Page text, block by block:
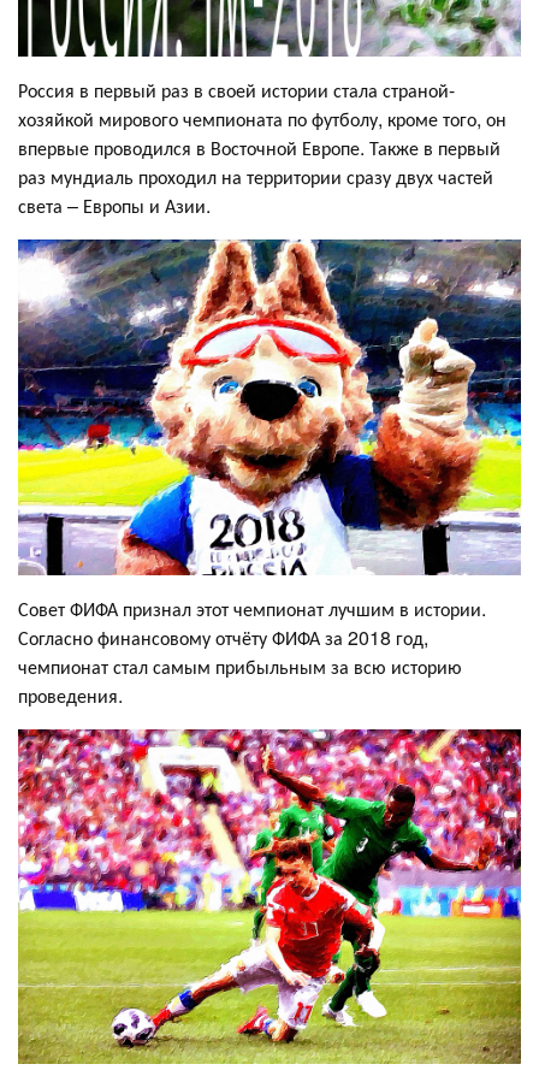
Россия в первый раз в своей истории стала страной-
хозяйкой мирового чемпионата по футболу, кроме того, он
впервые проводился в Восточной Европе. Также в первый
раз мундиаль проходил на территории сразу двух частей
света – Европы и Азии.
Совет ФИФА признал этот чемпионат лучшим в истории.
Согласно финансовому отчёту ФИФА за 2018 год,
чемпионат стал самым прибыльным за всю историю
проведения.